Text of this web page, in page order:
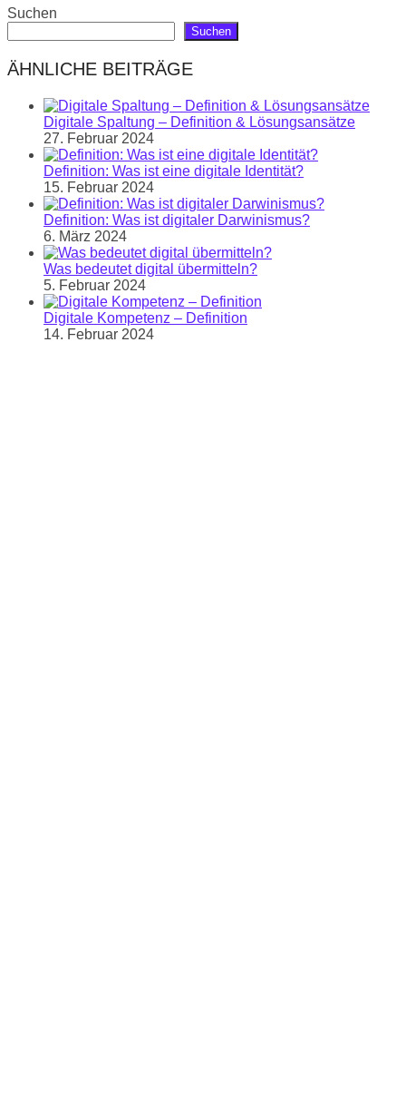
Suchen
Suchen
ÄHNLICHE BEITRÄGE
Digitale Spaltung – Definition & Lösungsansätze
27. Februar 2024
Definition: Was ist eine digitale Identität?
15. Februar 2024
Definition: Was ist digitaler Darwinismus?
6. März 2024
Was bedeutet digital übermitteln?
5. Februar 2024
Digitale Kompetenz – Definition
14. Februar 2024